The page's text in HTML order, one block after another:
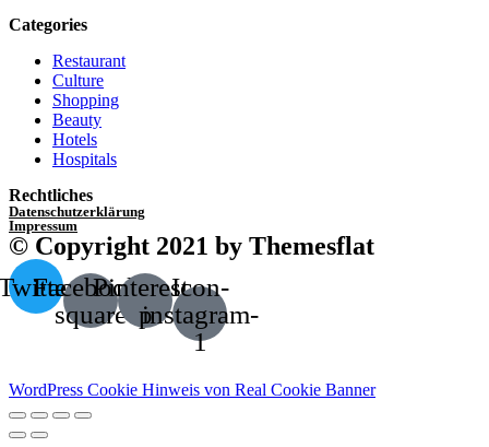
Categories
Restaurant
Culture
Shopping
Beauty
Hotels
Hospitals
Rechtliches
Datenschutzerklärung
Impressum
© Copyright 2021 by Themesflat
Facebook-
square
Pinterest-
p
Icon-
instagram-
1
WordPress Cookie Hinweis von Real Cookie Banner